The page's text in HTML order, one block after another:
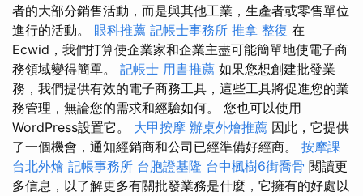
者的大部分銷售活動，而是與其他工業，生產者或零售單位
進行的活動。 眼科推薦 記帳士事務所 推拿 整復 在
Ecwid，我們打算使企業家和企業主盡可能簡單地使電子商
務領域變得簡單。 記帳士 用書推薦 如果您想創建批發業
務，我們提供有效的電子商務工具，這些工具將促進您的業
務管理，無論您的需求和經驗如何。 您也可以使用
WordPress設置它。 大甲按摩 辦桌外燴推薦 因此，它提供
了一個機會，通知經銷商和公司已經準備好經商。 按摩課
台北外燴 記帳事務所 台胞證基隆 台中楓樹6街喬骨 閱讀更
多信息，以了解更多有關批發業務是什麼，它擁有的好處以